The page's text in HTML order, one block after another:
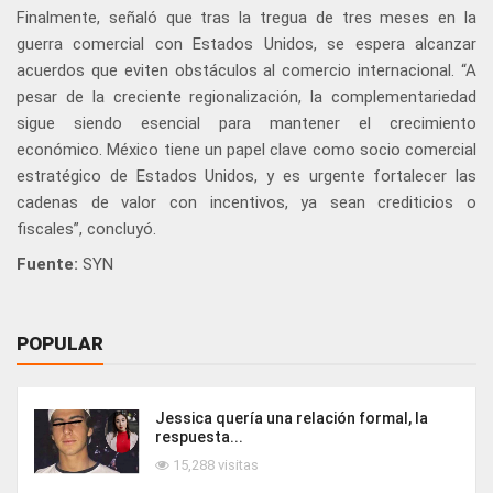
Finalmente, señaló que tras la tregua de tres meses en la
guerra comercial con Estados Unidos, se espera alcanzar
acuerdos que eviten obstáculos al comercio internacional. “A
pesar de la creciente regionalización, la complementariedad
sigue siendo esencial para mantener el crecimiento
económico. México tiene un papel clave como socio comercial
estratégico de Estados Unidos, y es urgente fortalecer las
cadenas de valor con incentivos, ya sean crediticios o
fiscales”, concluyó.
Fuente: SYN
POPULAR
Jessica quería una relación formal, la
respuesta...
15,288 visitas